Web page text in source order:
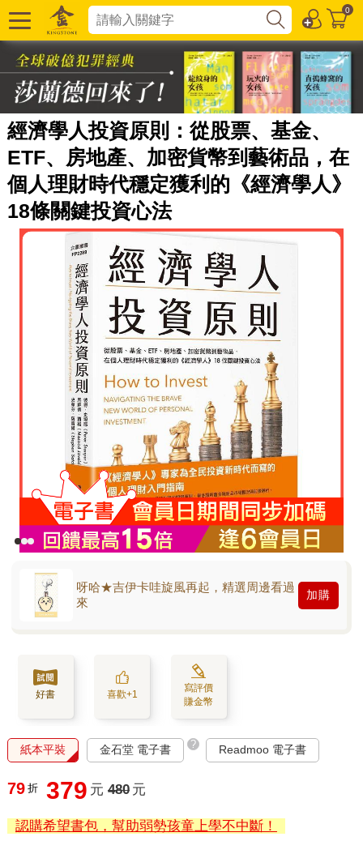
0
經濟學人投資原則：從股票、基金、
ETF、房地產、加密貨幣到藝術品，在
個人理財時代穩定獲利的《經濟學人》
18條關鍵投資心法
呀哈★吉伊卡哇旋風再起，精選周邊看過
來
加購
好書 喜歡+1
寫評價
賺金幣
紙本平裝 金石堂 電子書 ? Readmoo 電子書
79 折 379 元 480 元
認購希望書包，幫助弱勢孩童上學不中斷！